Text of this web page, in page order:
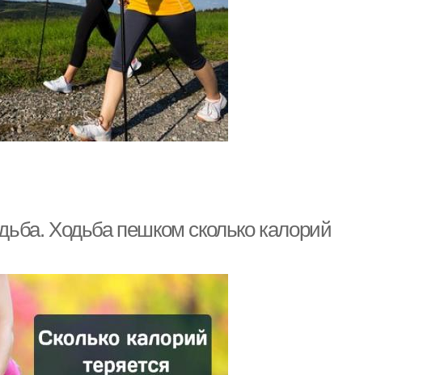
Ходьба пешком сколько калорий